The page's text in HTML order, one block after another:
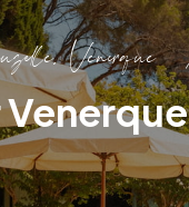
Venerque
Venerque